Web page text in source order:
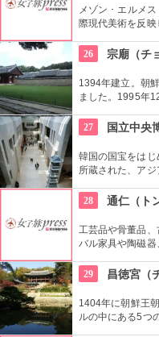
メゾン ･ エルメ
際現代美術を反映
26 宗廟（チ
1394年建立。朝
ました。1995年
強く出ているも
27
韓国の国宝をは
所蔵された、アジ
すめします。周
28 通仁（ト
工芸品や骨董品
バル家具や陶磁器
う作品や商品を
29 昌徳宮（
1404年に朝鮮王
ルの中にある5つ